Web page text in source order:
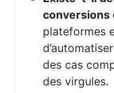
conversions
plateformes
des cas
des virgules.